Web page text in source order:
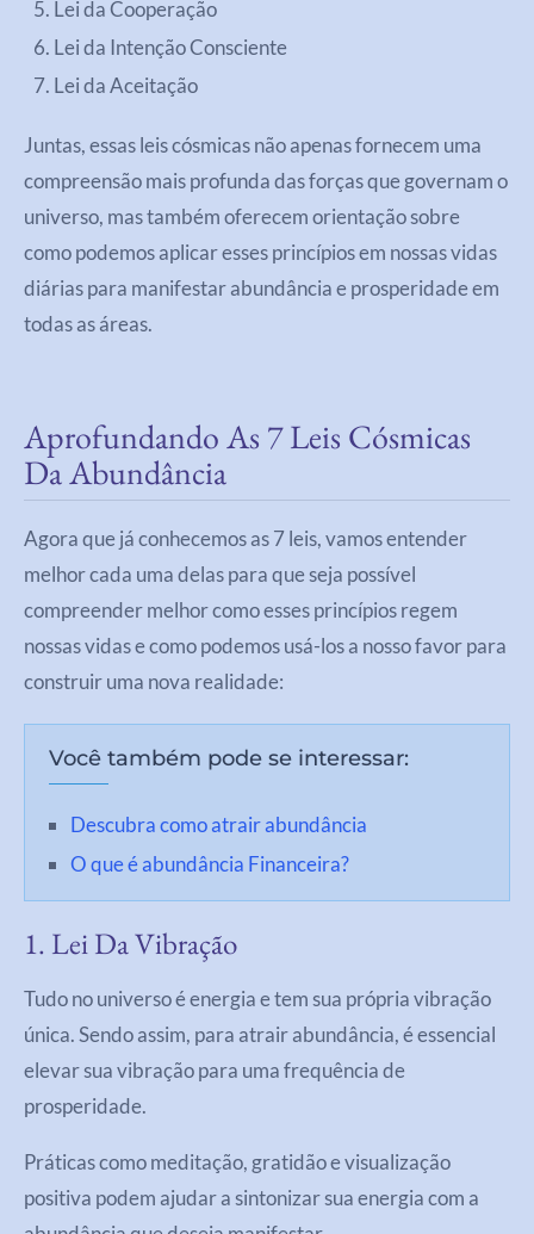
Lei da Cooperação
Lei da Intenção Consciente
Lei da Aceitação
Juntas, essas leis cósmicas não apenas fornecem uma
compreensão mais profunda das forças que governam o
universo, mas também oferecem orientação sobre
como podemos aplicar esses princípios em nossas vidas
diárias para manifestar abundância e prosperidade em
todas as áreas.
Aprofundando As 7 Leis Cósmicas
Da Abundância
Agora que já conhecemos as 7 leis, vamos entender
melhor cada uma delas para que seja possível
compreender melhor como esses princípios regem
nossas vidas e como podemos usá-los a nosso favor para
construir uma nova realidade:
Você também pode se interessar:
Descubra como atrair abundância
O que é abundância Financeira?
1. Lei Da Vibração
Tudo no universo é energia e tem sua própria vibração
única. Sendo assim, para atrair abundância, é essencial
elevar sua vibração para uma frequência de
prosperidade.
Práticas como meditação, gratidão e visualização
positiva podem ajudar a sintonizar sua energia com a